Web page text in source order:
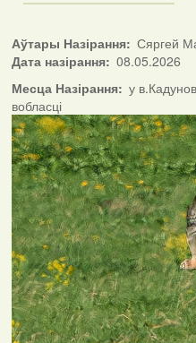
Аўтары Назірання
Сяргей
Дата назірання
08.05.2026
Месца Назірання
у
вобласці